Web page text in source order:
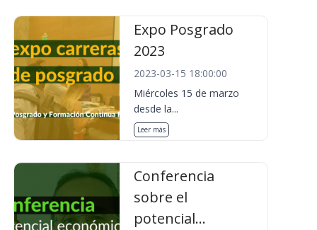
Expo Posgrado
2023
2023-03-15 18:00:00
Miércoles 15 de marzo
desde la...
Leer más
Conferencia
sobre el
potencial...